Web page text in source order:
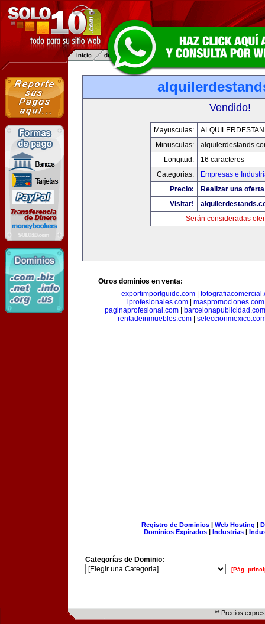
Vendido!
Mayusculas:
Minusculas:
Longitud:
16 caracteres
Categorias:
Empresas e
Precio:
Realizar una
Visitar!
Serán consideradas
Otros dominios en venta:
exportimportguide.com
iprofesionales.com
maspromociones.com
paginaprofesional.com|
barcelonapublicidad.com
rentadeinmuebles.com
Registro de Dominios| Web Hosting |
Dominios Expirados | Industrias |
Categorías de Dominio:
[Pág.
** Precios